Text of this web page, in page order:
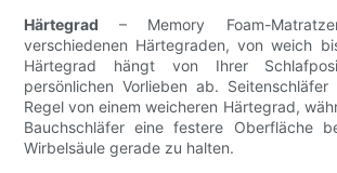
Härtegrad – Memory Foam-
verschiedenen Härtegraden, von weich
Härtegrad hängt von Ihrer
persönlichen Vorlieben ab.
Regel von einem weicheren Härtegrad,
Bauchschläfer eine festere Oberfläche
Wirbelsäule gerade zu halten.